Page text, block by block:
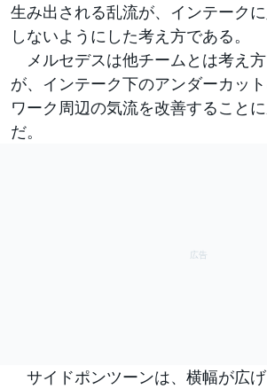
生み出される乱流が、インテーク
しないようにした考え方である。
メルセデスは他チームとは考え
が、インテーク下のアンダーカッ
ワーク周辺の気流を改善すること
だ。
サイドポンツーンは、横幅が広げ